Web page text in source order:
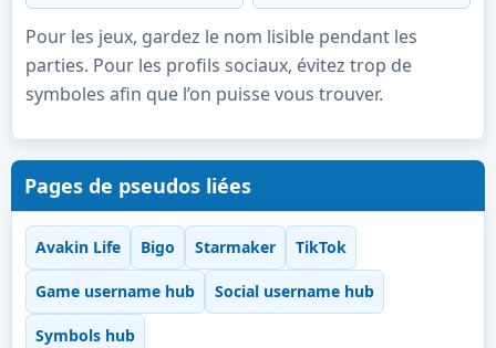
Pour les jeux, gardez le nom lisible pendant les
parties. Pour les profils sociaux, évitez trop de
symboles afin que l’on puisse vous trouver.
Pages de pseudos liées
Avakin Life Bigo Starmaker TikTok
Game username hub Social username hub
Symbols hub